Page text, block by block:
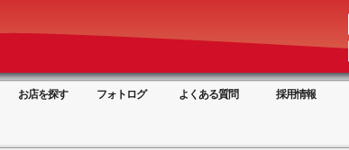
お店を探す フォトログ よくある質問 採用情報